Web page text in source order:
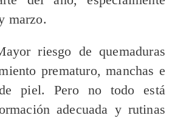
marzo.
riesgo de quemaduras
prematuro, manchas e
piel. Pero no todo está
adecuada y rutinas